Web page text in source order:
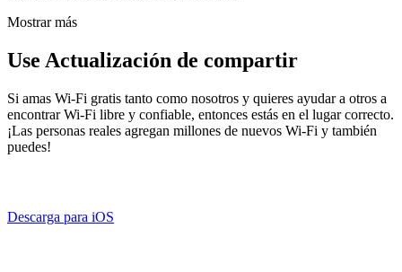
Mostrar más
Use Actualización de compartir
Si amas Wi-Fi gratis tanto como nosotros y quieres ayudar a otros a
encontrar Wi-Fi libre y confiable, entonces estás en el lugar correcto.
¡Las personas reales agregan millones de nuevos Wi-Fi y también
puedes!
Descarga para iOS